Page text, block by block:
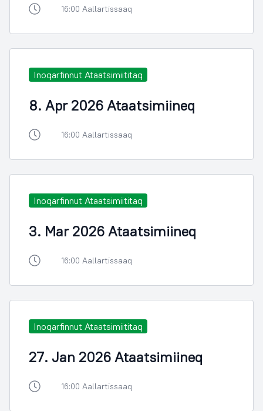
16:00 Aallartissaaq
Inoqarfinnut Ataatsimiititaq
8. Apr 2026 Ataatsimiineq
16:00 Aallartissaaq
Inoqarfinnut Ataatsimiititaq
3. Mar 2026 Ataatsimiineq
16:00 Aallartissaaq
Inoqarfinnut Ataatsimiititaq
27. Jan 2026 Ataatsimiineq
16:00 Aallartissaaq